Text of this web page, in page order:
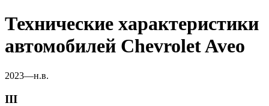
Технические характеристики
автомобилей Chevrolet Aveo
2023—н.в.
III